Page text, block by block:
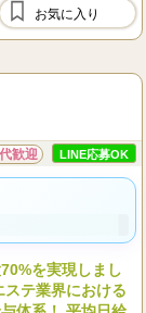
お気に入り
歓迎 LINE応募OK
り評価され、経
るはずです。